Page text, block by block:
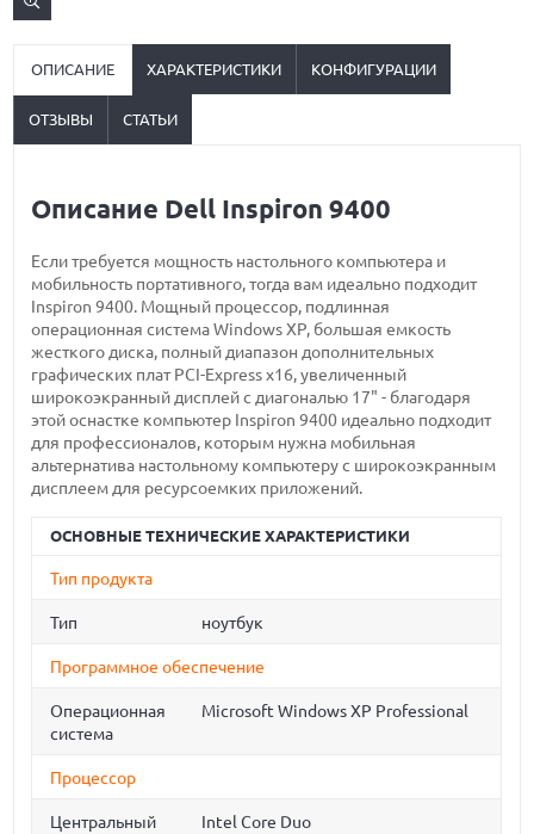
ОПИСАНИЕ ХАРАКТЕРИСТИКИ КОНФИГУРАЦИИ
ОТЗЫВЫ СТАТЬИ
Описание Dell Inspiron 9400
Если требуется мощность настольного компьютера и
мобильность портативного, тогда вам идеально подходит
Inspiron 9400. Мощный процессор, подлинная
операционная система Windows XP, большая емкость
жесткого диска, полный диапазон дополнительных
графических плат PCI-Express x16, увеличенный
широкоэкранный дисплей с диагональю 17" - благодаря
этой оснастке компьютер Inspiron 9400 идеально подходит
для профессионалов, которым нужна мобильная
альтернатива настольному компьютеру с широкоэкранным
дисплеем для ресурсоемких приложений.
ОСНОВНЫЕ ТЕХНИЧЕСКИЕ ХАРАКТЕРИСТИКИ
Тип продукта
Тип ноутбук
Программное обеспечение
Операционная
система
Microsoft Windows XP Professional
Процессор
Центральный
Intel Core Duo